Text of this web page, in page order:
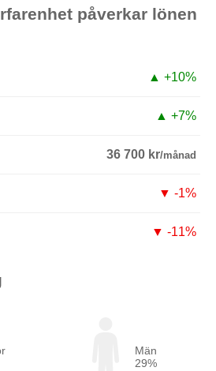
påverkar lönen
▲ +10%
▲ +7%
36 700 kr/månad
▼ -1%
▼ -11%
Män
29%